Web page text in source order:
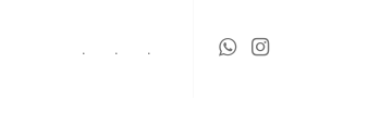
. . .